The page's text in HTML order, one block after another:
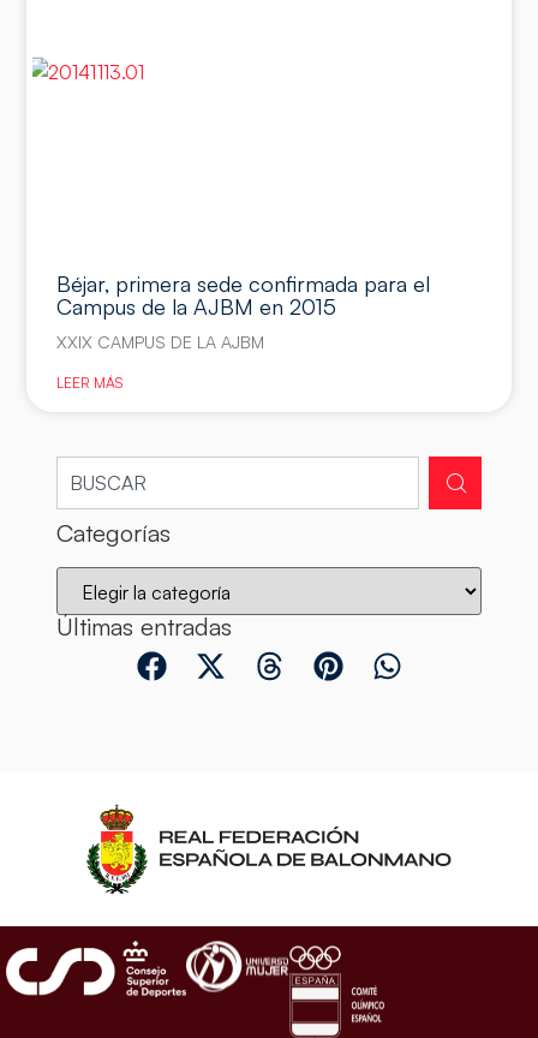
Béjar, primera sede confirmada para el
Campus de la AJBM en 2015
XXIX CAMPUS DE LA AJBM
LEER MÁS
Categorías
Últimas entradas